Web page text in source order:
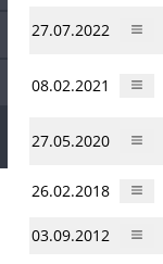
27.07.2022
08.02.2021
27.05.2020
26.02.2018
03.09.2012